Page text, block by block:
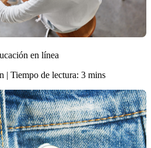
en línea
| Tiempo de lectura: 3 mins